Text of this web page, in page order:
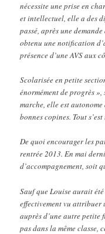
nécessite une prise en
et intellectuel, elle a des
passé, après une
obtenu une notification
présence d’une AVS aux
Scolarisée en petite
énormément de progrès
marche, elle est
bonnes copines. Tout
De quoi encourager les
rentrée 2013. En mai
d’accompagnement, soit
Sauf que Louise aurait
effectivement vu attribuer
auprès d’une autre petite
pas dans la même classe,